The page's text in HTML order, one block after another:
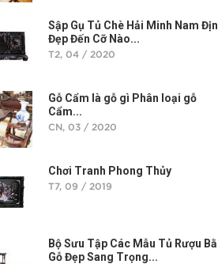
Sập Gụ Tủ Chè Hải Minh Nam
Đẹp Đến Cỡ Nào...
T2, 04 / 2020
Gỗ Cẩm là gỗ gì Phân loại gỗ
Cẩm...
CN, 03 / 2020
Chơi Tranh Phong Thủy
T7, 09 / 2019
Bộ Sưu Tập Các Mẫu Tủ Rượu
Gỗ Đẹp Sang Trọng...